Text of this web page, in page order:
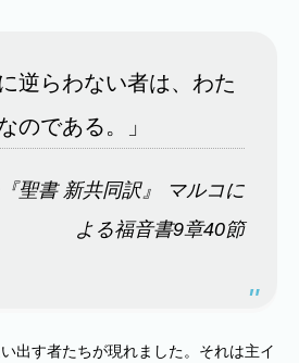
逆らわない者は、わた
のである。」
聖書 新共同訳』 マルコに
よる福音書9章40節
出す者たちが現れました。それは主イ